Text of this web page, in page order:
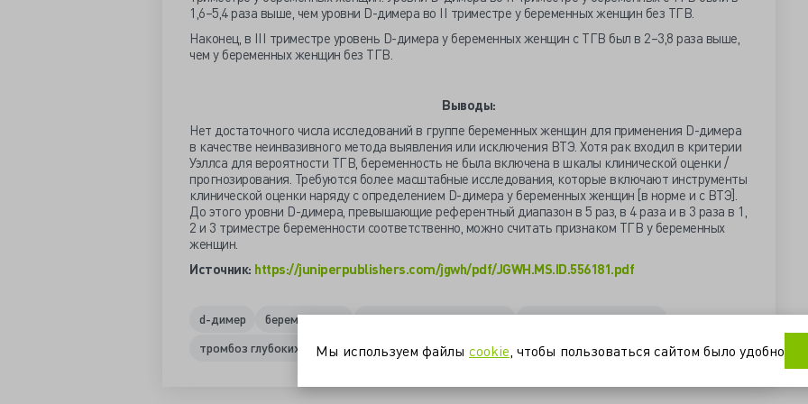
1,6–5,4 раза выше, чем уровни D-димера во II триместре у беременных женщин без ТГВ.
Наконец, в III триместре уровень D-димера у беременных женщин с ТГВ был в 2–3,8 раза выше,
чем у беременных женщин без ТГВ.
Выводы:
Нет достаточного числа исследований в группе беременных женщин для применения D-димера
в качестве неинвазивного метода выявления или исключения ВТЭ. Хотя рак входил в критерии
Уэллса для вероятности ТГВ, беременность не была включена в шкалы клинической оценки /
прогнозирования. Требуются более масштабные исследования, которые включают инструменты
клинической оценки наряду с определением D-димера у беременных женщин [в норме и с ВТЭ].
До этого уровни D-димера, превышающие референтный диапазон в 5 раз, в 4 раза и в 3 раза в 1,
2 и 3 триместре беременности соответственно, можно считать признаком ТГВ у беременных
женщин.
Источник: https://juniperpublishers.com/jgwh/pdf/JGWH.MS.ID.556181.pdf
d-димер беременность венозная тромбоэмболия
референтный диапазон
тромбоз глубоких венМы используем файлы cookie , чтобы пользоваться сайтом было удобно